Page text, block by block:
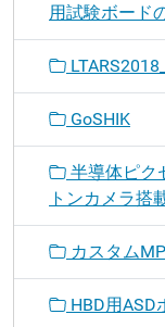
用試験ボード
GoSHIK
半導体ピク
トンカメラ搭
カスタム
HBD用ASD